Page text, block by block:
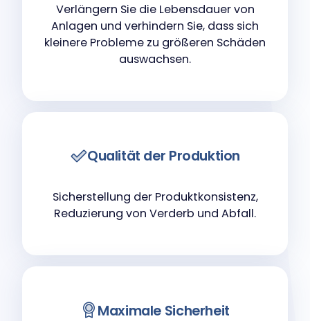
Verlängern Sie die Lebensdauer von
Anlagen und verhindern Sie, dass sich
kleinere Probleme zu größeren Schäden
auswachsen.
Qualität der Produktion
Sicherstellung der Produktkonsistenz,
Reduzierung von Verderb und Abfall.
Maximale Sicherheit